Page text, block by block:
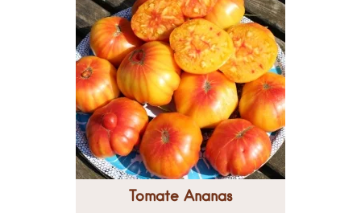
Tomate Ananas